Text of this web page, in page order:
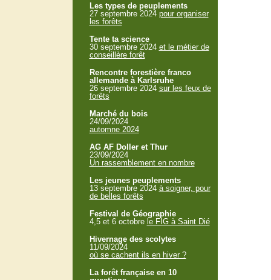
Les types de peuplements
27 septembre 2024 pour organiser
les forêts
Tente ta science
30 septembre 2024 et le métier de
conseillère forêt
Rencontre forestière franco
allemande à Karlsruhe
26 septembre 2024 sur les feux de
forêts
Marché du bois
24/09/2024
automne 2024
AG AF Doller et Thur
23/09/2024
Un rassemblement en nombre
Les jeunes peuplements
13 septembre 2024 à soigner, pour
de belles forêts
Festival de Géographie
4,5 et 6 octobre le FIG à Saint Dié
Hivernage des scolytes
11/09/2024
où se cachent ils en hiver ?
La forêt française en 10